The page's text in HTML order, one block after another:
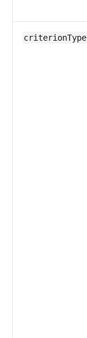
criterionType